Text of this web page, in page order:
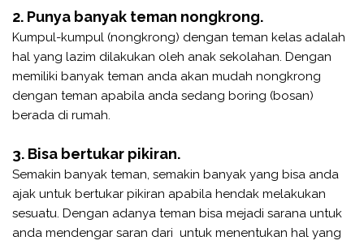
2. Punya banyak teman nongkrong.
Kumpul-kumpul (nongkrong) dengan teman kelas adalah
hal yang lazim dilakukan oleh anak sekolahan. Dengan
memiliki banyak teman anda akan mudah nongkrong
dengan teman apabila anda sedang boring (bosan)
berada di rumah.
3. Bisa bertukar pikiran.
Semakin banyak teman, semakin banyak yang bisa anda
ajak untuk bertukar pikiran apabila hendak melakukan
sesuatu. Dengan adanya teman bisa mejadi sarana untuk
anda mendengar saran dari untuk menentukan hal yang